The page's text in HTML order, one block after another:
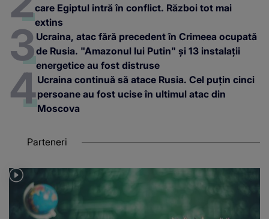
care Egiptul intră în conflict. Război tot mai
extins
Ucraina, atac fără precedent în Crimeea ocupată
de Rusia. "Amazonul lui Putin" și 13 instalații
energetice au fost distruse
Ucraina continuă să atace Rusia. Cel puțin cinci
persoane au fost ucise în ultimul atac din
Moscova
Parteneri